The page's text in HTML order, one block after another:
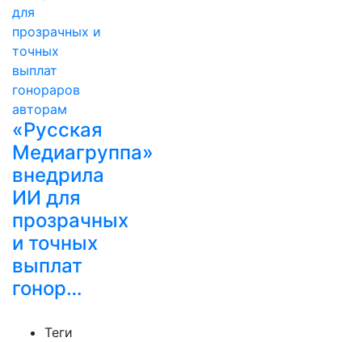
«Русская
Медиагруппа»
внедрила
ИИ для
прозрачных
и точных
выплат
гонор…
Теги